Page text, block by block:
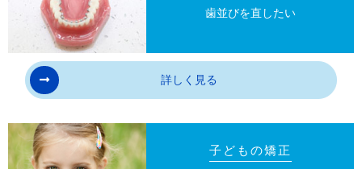
15
装置が外れた後、現在の咬み合わせにあった
状態のかぶせ物（補綴物）や虫歯の治療（修復
物）などをやりなおす可能性があります。
16
17
治療後に親知らずが生えて、凹凸が生じる可
歯並びを直したい
詳しく見る
子どもの矯正